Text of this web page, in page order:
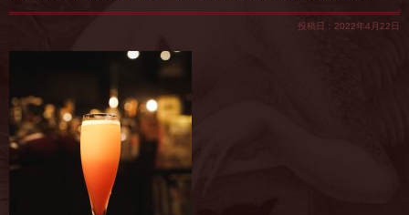
投稿日：2022年4月22日